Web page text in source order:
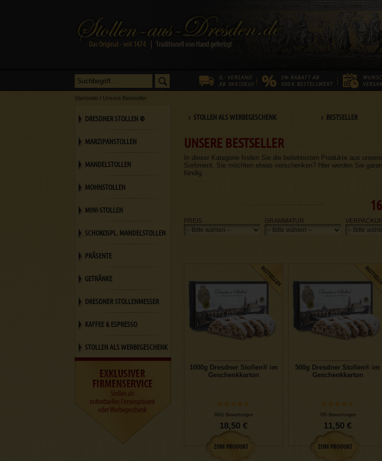
Startseite / Unsere Bestseller
› STOLLEN ALS WERBEGESCHENK › BESTSELLER
UNSERE BESTSELLER
In dieser Kategorie finden Sie die beliebtesten Produkte aus
Sortiment. Sie möchten etwas verschenken? Hier werden Sie
fündig.
PREIS GRAMMATUR
1000g Dresdner Stollen® im
Geschenkkarton
3002 Bewertungen
18,50 €
500g Dresdner Stollen® im
Geschenkkarton
785 Bewertungen
11,50 €
DRESDNER STOLLEN ®
MARZIPANSTOLLEN
MANDELSTOLLEN
MOHNSTOLLEN
MINI-STOLLEN
SCHOKOSPL. MANDELSTOLLEN
PRÄSENTE
GETRÄNKE
DRESDNER STOLLENMESSER
KAFFEE & ESPRESSO
STOLLEN ALS WERBEGESCHENK